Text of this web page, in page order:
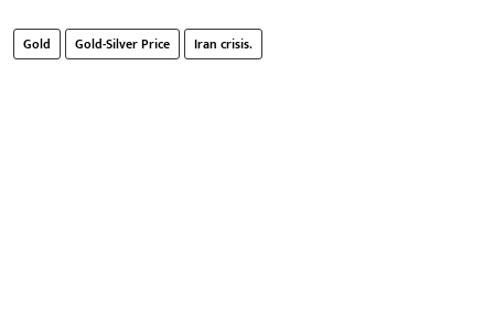
Gold Gold-Silver Price Iran crisis.